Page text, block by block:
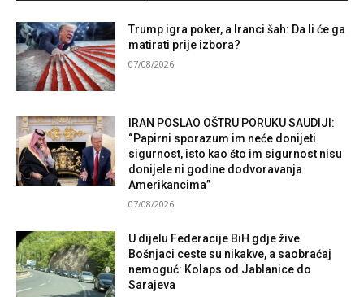
Trump igra poker, a Iranci šah: Da li će ga
matirati prije izbora?
07/08/2026
IRAN POSLAO OŠTRU PORUKU SAUDIJI:
“Papirni sporazum im neće donijeti
sigurnost, isto kao što im sigurnost nisu
donijele ni godine dodvoravanja
Amerikancima”
07/08/2026
U dijelu Federacije BiH gdje žive
Bošnjaci ceste su nikakve, a saobraćaj
nemoguć: Kolaps od Jablanice do
Sarajeva